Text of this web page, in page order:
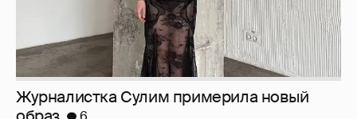
Журналистка Сулим примерила новый